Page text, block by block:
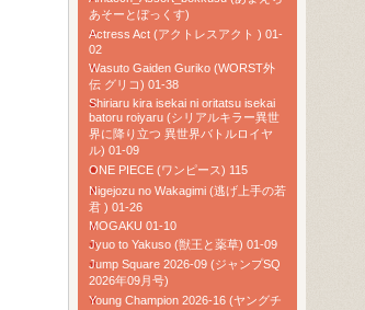
あそーとぼっくす)
Actress Act (アクトレスアクト ) 01-
02
Wasuto Gaiden Guriko (WORST外
伝 グリコ) 01-38
Shiriaru kira isekai ni oritatsu isekai
batoru roiyaru (シリアルキラー異世
界に降り立つ 異世界バトルロイヤ
ル) 01-09
ONE PIECE (ワンピース) 115
Nigejozu no Wakagimi (逃げ上手の若
君 ) 01-26
MOGAKU 01-10
Jyuo to Yakuso (獣王と薬草) 01-09
Jump Square 2026-09 (ジャンプSQ
2026年09月号)
Young Champion 2026-16 (ヤングチ